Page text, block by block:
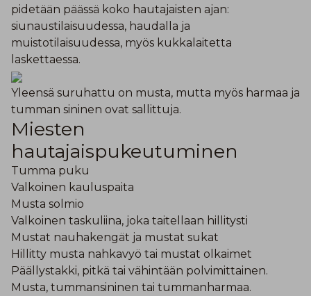
pidetään päässä koko hautajaisten ajan:
siunaustilaisuudessa, haudalla ja
muistotilaisuudessa, myös kukkalaitetta
laskettaessa.
Yleensä suruhattu on musta, mutta myös harmaa ja
tumman sininen ovat sallittuja.
Miesten
hautajaispukeutuminen
Tumma puku
Valkoinen kauluspaita
Musta solmio
Valkoinen taskuliina, joka taitellaan hillitysti
Mustat nauhakengät ja mustat sukat
Hillitty musta nahkavyö tai mustat olkaimet
Päällystakki, pitkä tai vähintään polvimittainen.
Musta, tummansininen tai tummanharmaa.